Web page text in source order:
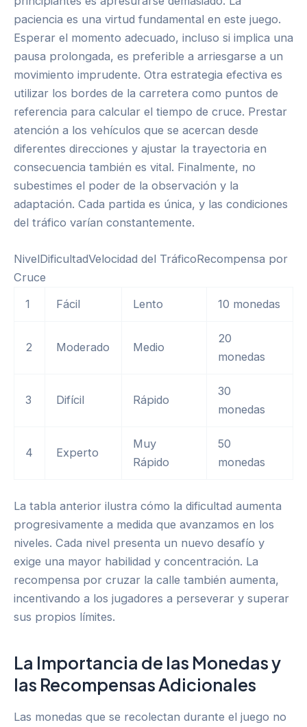
paciencia es una virtud fundamental en este juego.
Esperar el momento adecuado, incluso si implica una
pausa prolongada, es preferible a arriesgarse a un
movimiento imprudente. Otra estrategia efectiva es
utilizar los bordes de la carretera como puntos de
referencia para calcular el tiempo de cruce. Prestar
atención a los vehículos que se acercan desde
diferentes direcciones y ajustar la trayectoria en
consecuencia también es vital. Finalmente, no
subestimes el poder de la observación y la
adaptación. Cada partida es única, y las condiciones
del tráfico varían constantemente.
NivelDificultadVelocidad del TráficoRecompensa por
Cruce
1
Fácil Lento 10 monedas
2 Moderado Medio
20
monedas
3 Difícil Rápido
30
monedas
4 Experto
Muy
Rápido
50
monedas
La tabla anterior ilustra cómo la dificultad aumenta
progresivamente a medida que avanzamos en los
niveles. Cada nivel presenta un nuevo desafío y
exige una mayor habilidad y concentración. La
recompensa por cruzar la calle también aumenta,
incentivando a los jugadores a perseverar y superar
sus propios límites.
La Importancia de las Monedas y
las Recompensas Adicionales
Las monedas que se recolectan durante el juego no